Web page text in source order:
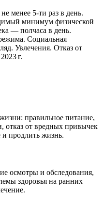
менее 5-ти раз в день.
минимум физической
— полчаса в день.
Социальная
Увлечения. Отказ от
г.
правильное питание,
отказ от вредных привычек
и продлить жизнь.
осмотры и обследования,
здоровья на ранних